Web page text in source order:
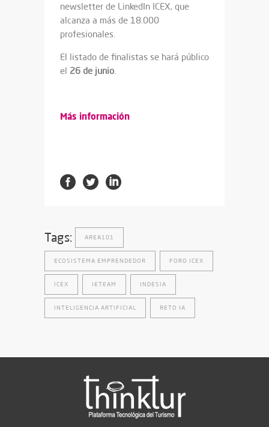
newsletter de LinkedIn ICEX, que
alcanza a más de 18.000
profesionales.
El listado de finalistas se hará público
el 26 de junio.
Más información
Tags: AREA101
ECOSISTEMA EMPRENDEDOR FORO ICEX
ICEX IETEAM INDESIA
INTELIGENCIA ARTIFICIAL RETO IA